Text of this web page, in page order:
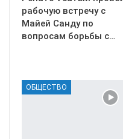
рабочую встречу с
Майей Санду по
вопросам борьбы с…
ОБЩЕСТВО